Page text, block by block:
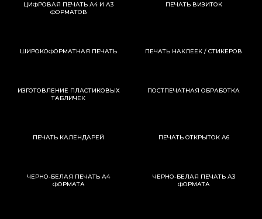
ЦИФРОВАЯ ПЕЧАТЬ А4 И А3
ФОРМАТОВ
ПЕЧАТЬ ВИЗИТОК
ШИРОКОФОРМАТНАЯ ПЕЧАТЬ ПЕЧАТЬ НАКЛЕЕК / СТИКЕРОВ
ИЗГОТОВЛЕНИЕ ПЛАСТИКОВЫХ
ТАБЛИЧЕК
ПОСТПЕЧАТНАЯ ОБРАБОТКА
ПЕЧАТЬ КАЛЕНДАРЕЙ ПЕЧАТЬ ОТКРЫТОК А6
ЧЕРНО-БЕЛАЯ ПЕЧАТЬ А4
ФОРМАТА
ЧЕРНО-БЕЛАЯ ПЕЧАТЬ А3
ФОРМАТА